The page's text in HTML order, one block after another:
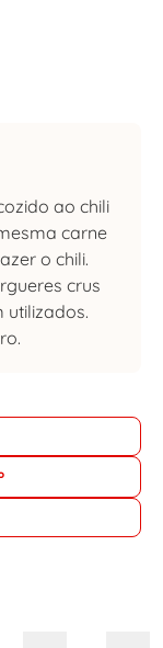
ao chili
carne
o chili.
crus
utilizados.